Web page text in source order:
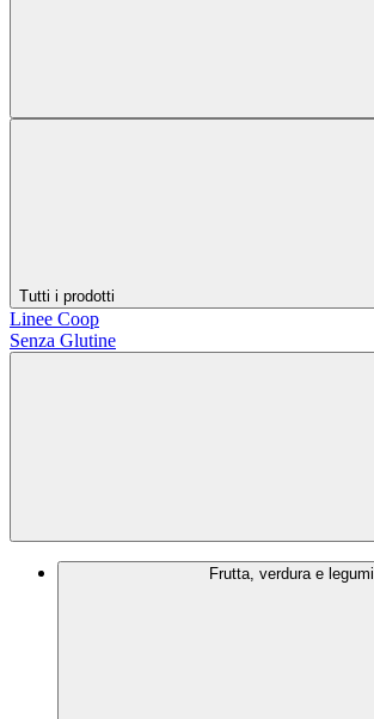
Tutti i prodotti
Linee Coop
Senza Glutine
Frutta, verdura e legumi